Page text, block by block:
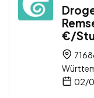
€/
02/